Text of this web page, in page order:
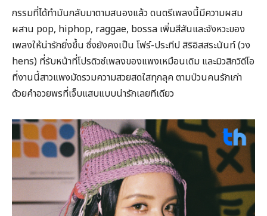
กรรมที่ได้ทำมันกลับมาตามสนองแล้ว ดนตรีเพลงนี้มีความผสม
ผสาน pop, hiphop, raggae, bossa เพิ่มสีสันและจังหวะของ
เพลงให้น่ารักยิ่งขึ้น ซึ่งยังคงเป็น โฟร์-ประทีป สิริอิสสระนันท์ (วง
hens) ที่รับหน้าที่โปรดิวซ์เพลงของแพงเหมือนเดิม และมิวสิกวิดีโอ
ที่งานนี้สาวแพงมัดรวมความสวยสดใสทุกลุค ตามป่วนคนรักเก่า
ด้วยคำอวยพรที่เจ็บแสบแบบน่ารักเลยทีเดียว